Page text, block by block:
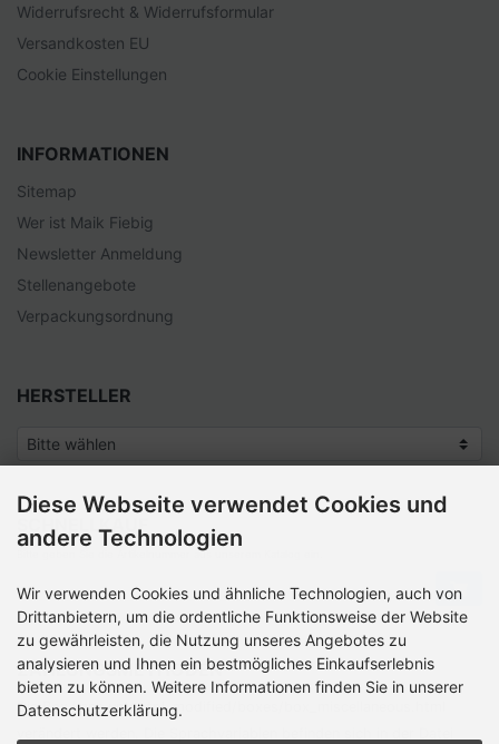
Widerrufsrecht & Widerrufsformular
Versandkosten EU
Cookie Einstellungen
INFORMATIONEN
Sitemap
Wer ist Maik Fiebig
Newsletter Anmeldung
Stellenangebote
Verpackungsordnung
HERSTELLER
SCHNELLKAUF
Bitte geben Sie die Artikelnummer aus unserem Katalog ein.
ZAHLUNGSMETHODEN
Die Box kann unter tpl_modified/boxes/­box_miscellaneous.html
Diese Webseite verwendet Cookies und
andere Technologien
Wir verwenden Cookies und ähnliche Technologien, auch von
Drittanbietern, um die ordentliche Funktionsweise der Website
zu gewährleisten, die Nutzung unseres Angebotes zu
analysieren und Ihnen ein bestmögliches Einkaufserlebnis
bieten zu können. Weitere Informationen finden Sie in unserer
Datenschutzerklärung.